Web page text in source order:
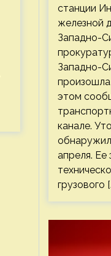
станции
железной
Западно-
Западно-
этом
канале.
апреля. Ее
грузового